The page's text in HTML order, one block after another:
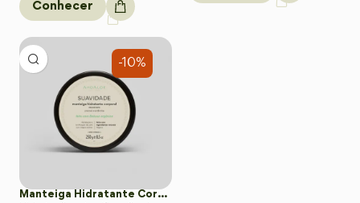
Conhecer
-10%
Manteiga Hidratante Corporal SUAVIDADE